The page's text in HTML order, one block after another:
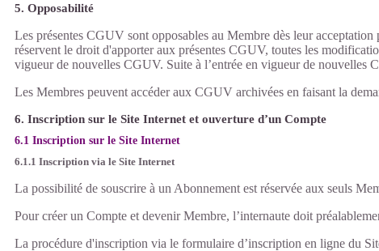
5. Opposabilité
Les présentes CGUV sont opposables au Membre dès leur
réservent le droit d'apporter aux présentes CGUV, toutes les
vigueur de nouvelles CGUV. Suite à l’entrée en vigueur de nouvelles
Les Membres peuvent accéder aux CGUV archivées en faisant la
6. Inscription sur le Site Internet et ouverture d’un Compte
6.1 Inscription sur le Site Internet
6.1.1 Inscription via le Site Internet
La possibilité de souscrire à un Abonnement est réservée aux seuls
Pour créer un Compte et devenir Membre, l’internaute doit
La procédure d'inscription via le formulaire d’inscription en ligne du